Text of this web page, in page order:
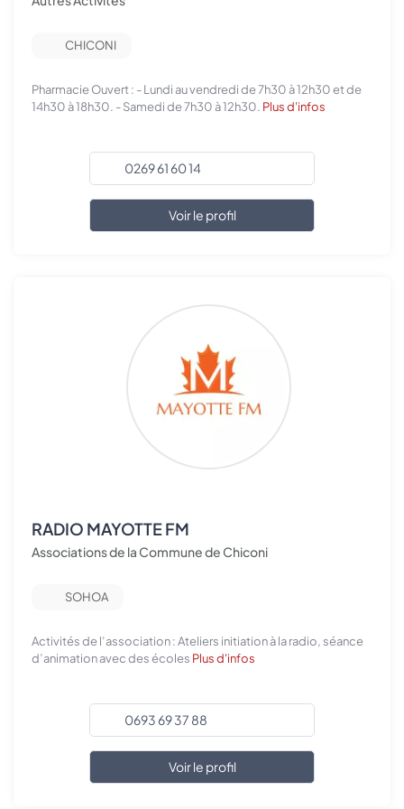
CHICONI
Pharmacie Ouvert : - Lundi au vendredi de 7h30 à 12h30 et de
14h30 à 18h30. - Samedi de 7h30 à 12h30. Plus d'infos
0269 61 60 14
Voir le profil
RADIO MAYOTTE FM
Associations de la Commune de Chiconi
SOHOA
Activités de l’association : Ateliers initiation à la radio, séance
d’animation avec des écoles Plus d'infos
0693 69 37 88
Voir le profil